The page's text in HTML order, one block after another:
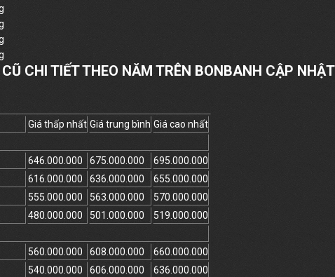
CHI TIẾT THEO NĂM TRÊN BONBANH CẬP NHẬT
Giá thấp nhất Giá trung bình Giá cao nhất
646.000.000 675.000.000
695.000.000
616.000.000 636.000.000
655.000.000
555.000.000 563.000.000
570.000.000
480.000.000 501.000.000
519.000.000
560.000.000 608.000.000
660.000.000
540.000.000 606.000.000
636.000.000